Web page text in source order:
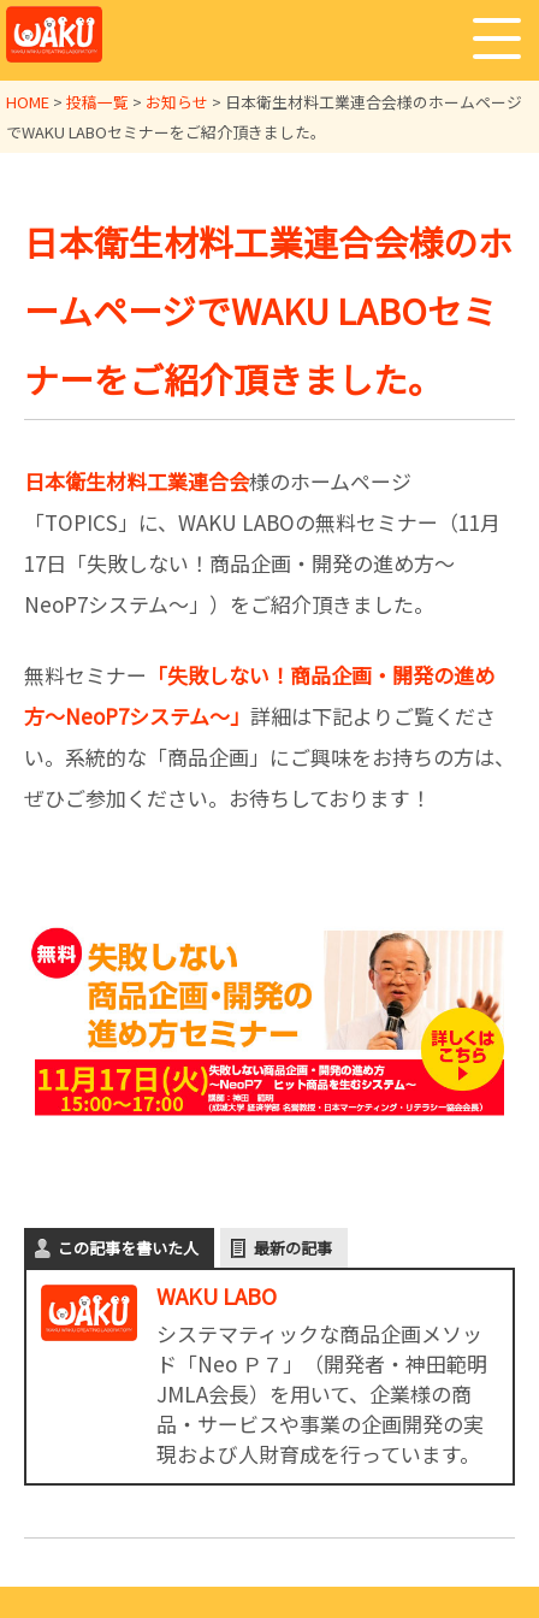
HOME > 投稿一覧 > お知らせ > 日本衛生材料工業連合会様のホームページ
でWAKU LABOセミナーをご紹介頂きました。
日本衛生材料工業連合会様のホ
ームページでWAKU LABOセミ
ナーをご紹介頂きました。
日本衛生材料工業連合会様のホームページ
「TOPICS」に、WAKU LABOの無料セミナー（11月
17日「失敗しない！商品企画・開発の進め方〜
NeoP7システム〜」）をご紹介頂きました。
無料セミナー 「失敗しない！商品企画・開発の進め
方〜NeoP7システム〜」 詳細は下記よりご覧くださ
い。系統的な「商品企画」にご興味をお持ちの方は、
ぜひご参加ください。お待ちしております！
この記事を書いた人 最新の記事
WAKU LABO
システマティックな商品企画メソッ
ド「Neo Ｐ７」（開発者・神田範明
JMLA会長）を用いて、企業様の商
品・サービスや事業の企画開発の実
現および人財育成を行っています。